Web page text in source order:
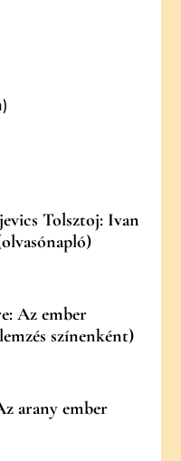
Tolsztoj: Ivan
Az ember
színenként)
arany ember